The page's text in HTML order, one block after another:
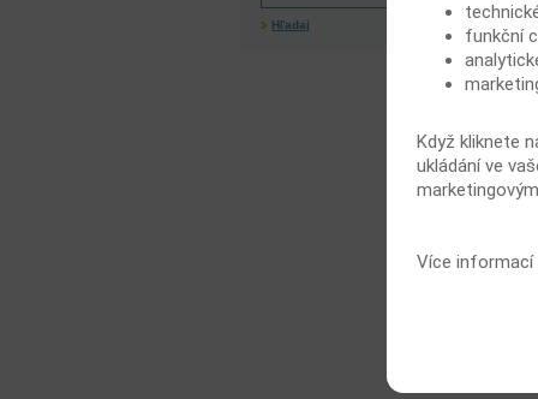
Hľadaj
funkční
Když kliknete
ukládání ve
Více informací